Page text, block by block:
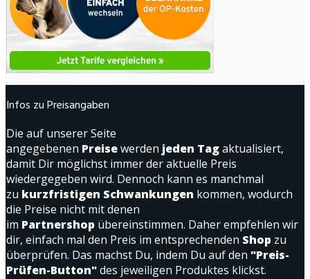
Infos zu Preisangaben
Die auf unserer Seite
angegebenen Preisewerden jeden Tagaktualisiert,
damit Dir möglichst immer der aktuelle Preis
wiedergegeben wird. Dennoch kann es manchmal
zu kurzfristigen Schwankungen kommen, wodurch
die Preise nicht mit denen
im Partnershop übereinstimmen. Daher empfehlen wir
dir, einfach mal den Preis im entsprechenden Shop zu
überprüfen. Das machst Du, indem Du auf den "Preis-
Prüfen-Button"des jeweiligen Produktes klickst.